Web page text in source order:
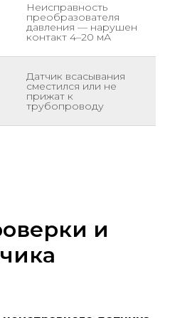
Неисправность
преобразователя
давления — нарушен
контакт 4–20 мА
Датчик всасывания
сместился или не
прижат к
трубопроводу
и